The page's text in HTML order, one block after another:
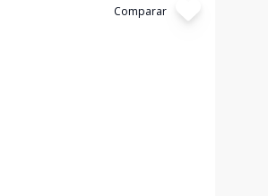
Comparar